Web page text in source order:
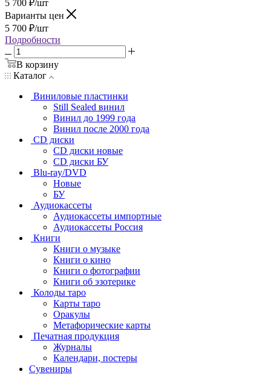
5 700 ₽/шт
Варианты цен
5 700 ₽/шт
Подробности
В корзину
Каталог
Виниловые пластинки
Still Sealed винил
Винил до 1999 года
Винил после 2000 года
CD диски
CD диски новые
CD диски БУ
Blu-ray/DVD
Новые
БУ
Аудиокассеты
Аудиокассеты импортные
Аудиокассеты Россия
Книги
Книги о музыке
Книги о кино
Книги о фотографии
Книги об эзотерике
Колоды таро
Карты таро
Оракулы
Метафорические карты
Печатная продукция
Журналы
Календари, постеры
Сувениры